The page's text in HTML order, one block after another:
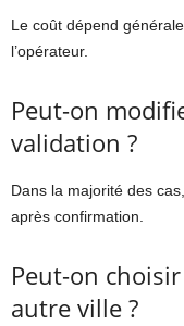
Le coût dépend
l’opérateur.
Peut-on
validation ?
Dans la majorité des
après confirmation.
Peut-on
autre ville ?